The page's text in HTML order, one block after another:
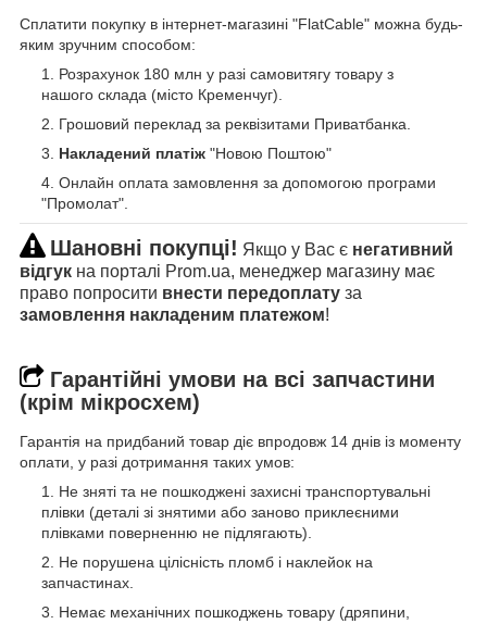
Сплатити покупку в інтернет-магазині "FlatCable" можна будь-
яким зручним способом:
Розрахунок 180 млн у разі самовитягу товару з
нашого склада (місто Кременчуг).
Грошовий переклад за реквізитами Приватбанка.
Накладений платіж "Новою Поштою"
Онлайн оплата замовлення за допомогою програми
"Промолат".
Шановні покупці! Якщо у Вас є негативний
відгук на порталі Prom.ua, менеджер магазину має
право попросити внести передоплату за
замовлення накладеним платежом!
Гарантійні умови на всі запчастини
(крім мікросхем)
Гарантія на придбаний товар діє впродовж 14 днів із моменту
оплати, у разі дотримання таких умов:
Не зняті та не пошкоджені захисні транспортувальні
плівки (деталі зі знятими або заново приклеєними
плівками поверненню не підлягають).
Не порушена цілісність пломб і наклейок на
запчастинах.
Немає механічних пошкоджень товару (дряпини,